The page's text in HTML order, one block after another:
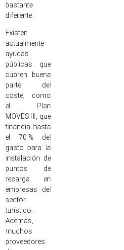
bastante
diferente.
Existen
actualmente
ayudas
públicas que
cubren buena
parte del
coste, como
el Plan
MOVES III, que
financia hasta
el 70 % del
gasto para la
instalación de
puntos de
recarga en
empresas del
sector
turístico.
Además,
muchos
proveedores